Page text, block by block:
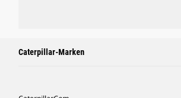
Caterpillar-Marken